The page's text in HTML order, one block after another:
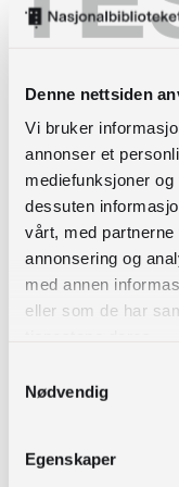
Denne nettsiden
Vi bruker
annonser et
mediefunksjoner
dessuten
vårt, med
annonsering og
med annen
eller som de har
Nødvendig
Egenskaper
som
4. Sjekk punkt 3
1 (I).Er det noe
reglene og tiden
ønskede
prosessen? Bør
annet? Gjør
sammenheng
komme med
dere er samlet,